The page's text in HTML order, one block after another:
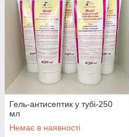
Гель-антисептик у тубі-250
мл
Немає в наявності